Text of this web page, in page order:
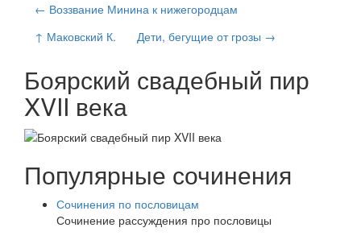
← Воззвание Минина к нижегородцам
↑ Маковский К.
Дети, бегущие от грозы →
Боярский свадебный пир
XVII века
Популярные сочинения
Сочинения по пословицам
Сочинение рассуждения про пословицы